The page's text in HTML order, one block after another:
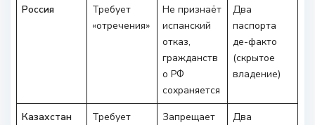
Россия
Требует
«отречения»
Не признаёт
испанский
отказ,
гражданств
о РФ
сохраняется
Два
паспорта
де-факто
(скрытое
владение)
Казахстан
Требует
Запрещает
Два